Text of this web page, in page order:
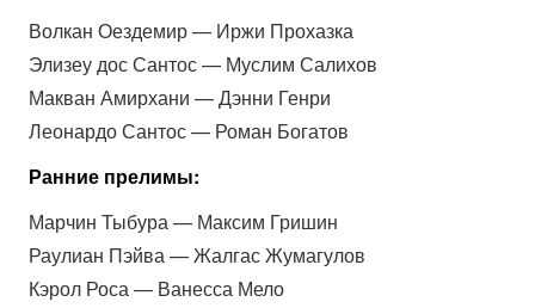
Волкан Оездемир — Иржи Прохазка
Элизеу дос Сантос — Муслим Салихов
Макван Амирхани — Дэнни Генри
Леонардо Сантос — Роман Богатов
Ранние прелимы:
Марчин Тыбура — Максим Гришин
Раулиан Пэйва — Жалгас Жумагулов
Кэрол Роса — Ванесса Мело